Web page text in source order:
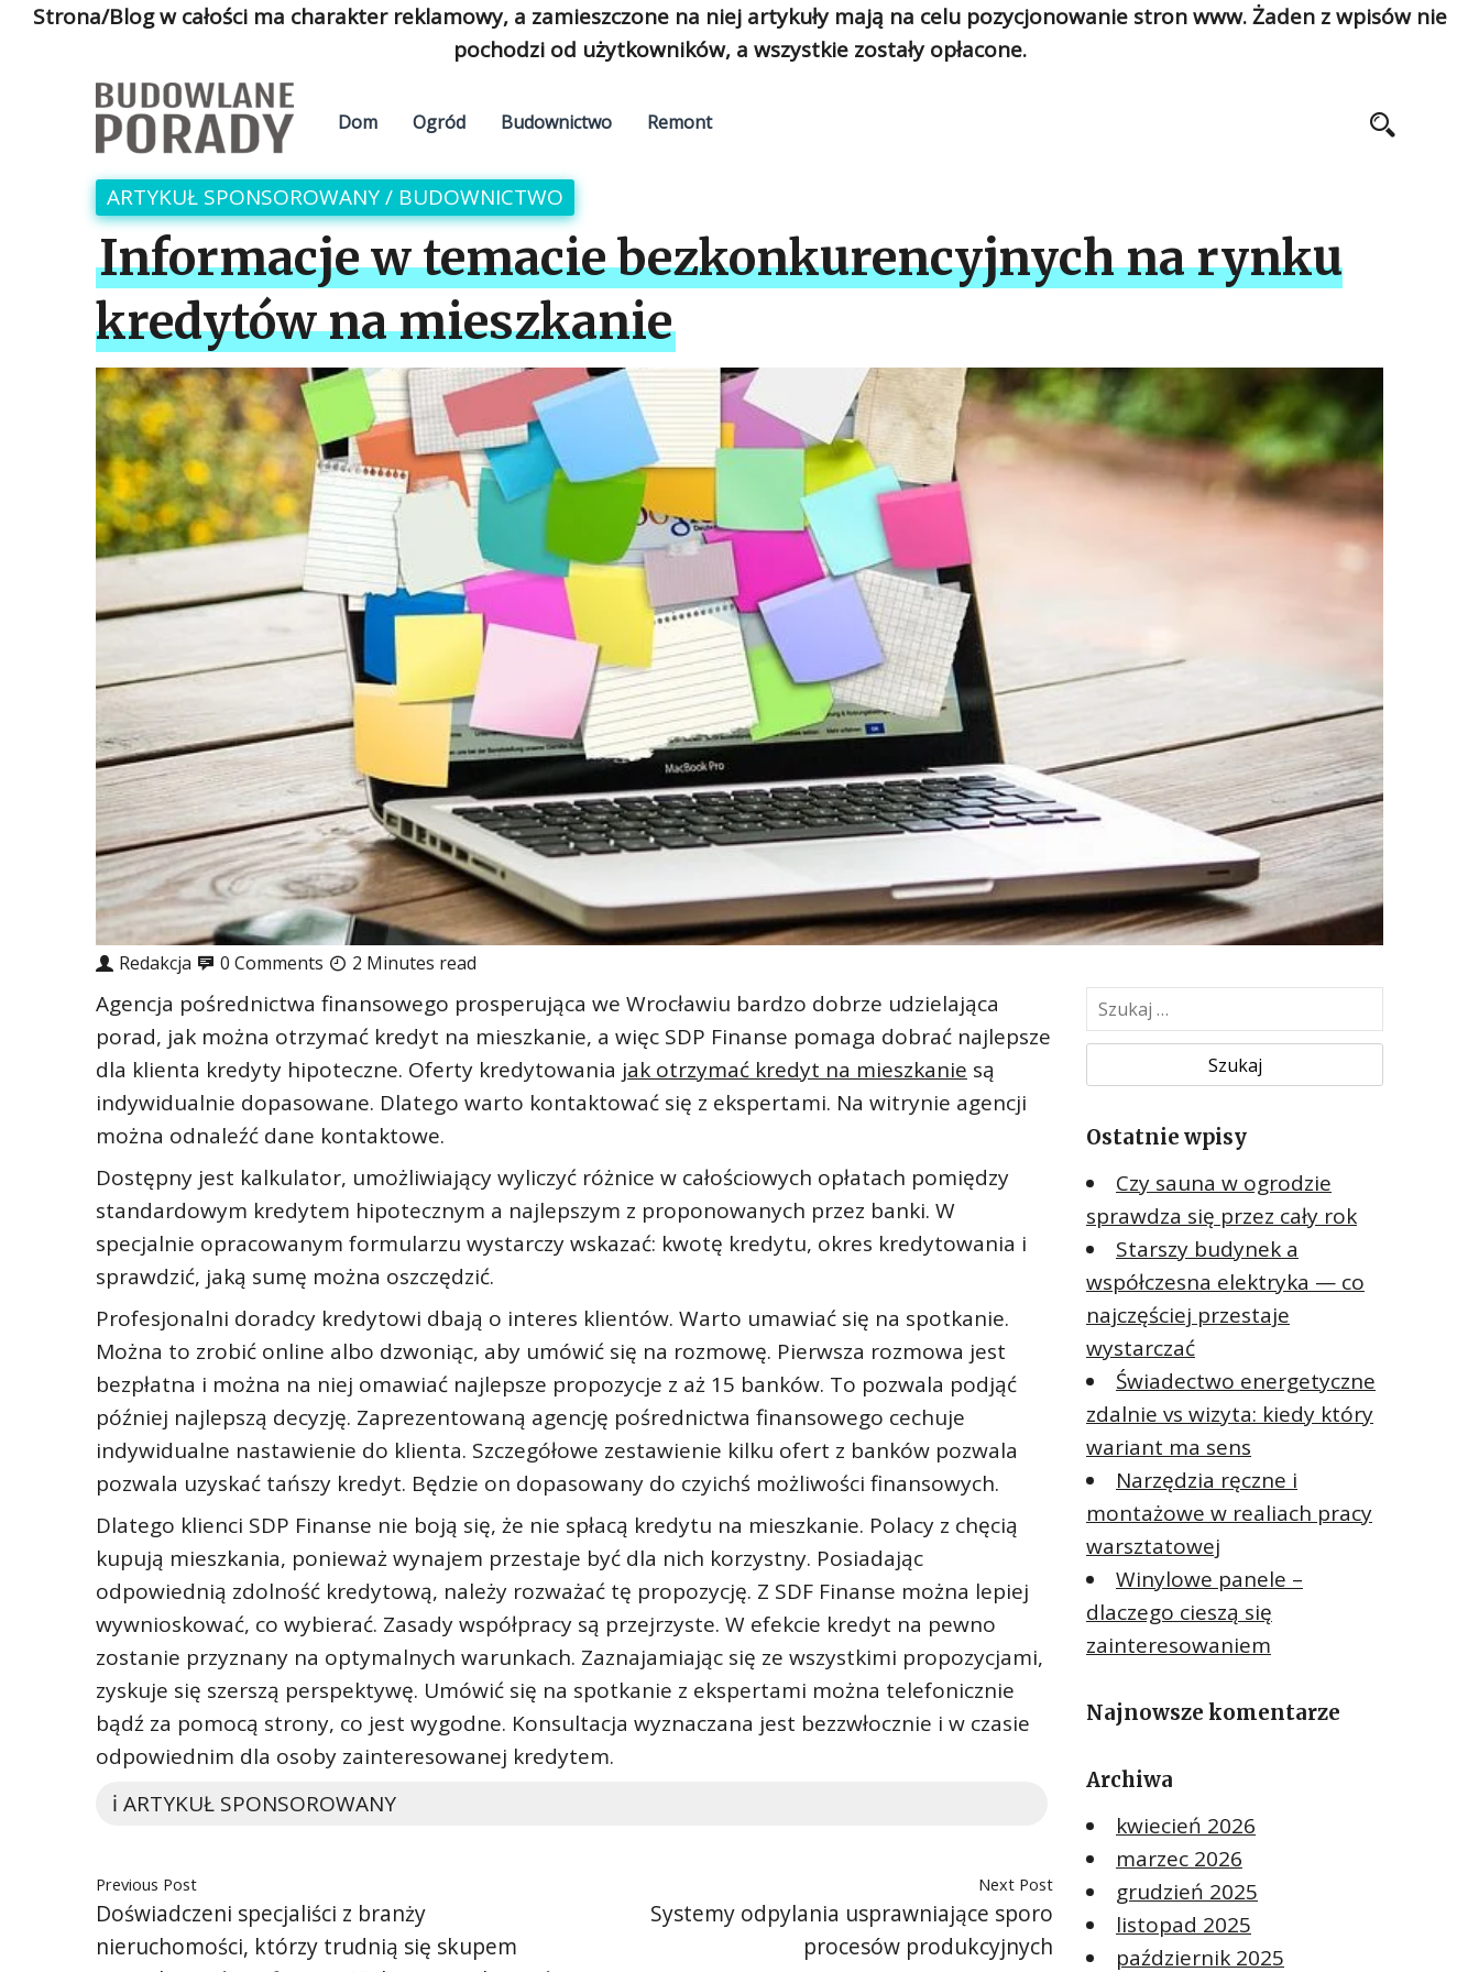
Strona/Blog w całości ma charakter reklamowy, a zamieszczone na niej artykuły mają na celu pozycjonowanie stron www. Żaden z wpisów nie
pochodzi od użytkowników, a wszystkie zostały opłacone.
Dom Ogród Budownictwo Remont
ARTYKUŁ SPONSOROWANY/ BUDOWNICTWO
Informacje w temacie bezkonkurencyjnych na rynku
kredytów na mieszkanie
Redakcja 0 Comments 2 Minutes read
Agencja pośrednictwa finansowego prosperująca we Wrocławiu bardzo dobrze udzielająca
porad, jak można otrzymać kredyt na mieszkanie, a więc SDP Finanse pomaga dobrać najlepsze
dla klienta kredyty hipoteczne. Oferty kredytowania jak otrzymać kredyt na mieszkanie są
indywidualnie dopasowane. Dlatego warto kontaktować się z ekspertami. Na witrynie agencji
można odnaleźć dane kontaktowe.
Dostępny jest kalkulator, umożliwiający wyliczyć różnice w całościowych opłatach pomiędzy
standardowym kredytem hipotecznym a najlepszym z proponowanych przez banki. W
specjalnie opracowanym formularzu wystarczy wskazać: kwotę kredytu, okres kredytowania i
sprawdzić, jaką sumę można oszczędzić.
Profesjonalni doradcy kredytowi dbają o interes klientów. Warto umawiać się na spotkanie.
Można to zrobić online albo dzwoniąc, aby umówić się na rozmowę. Pierwsza rozmowa jest
bezpłatna i można na niej omawiać najlepsze propozycje z aż 15 banków. To pozwala podjąć
później najlepszą decyzję. Zaprezentowaną agencję pośrednictwa finansowego cechuje
indywidualne nastawienie do klienta. Szczegółowe zestawienie kilku ofert z banków pozwala
pozwala uzyskać tańszy kredyt. Będzie on dopasowany do czyichś możliwości finansowych.
Dlatego klienci SDP Finanse nie boją się, że nie spłacą kredytu na mieszkanie. Polacy z chęcią
kupują mieszkania, ponieważ wynajem przestaje być dla nich korzystny. Posiadając
odpowiednią zdolność kredytową, należy rozważać tę propozycję. Z SDF Finanse można lepiej
wywnioskować, co wybierać. Zasady współpracy są przejrzyste. W efekcie kredyt na pewno
zostanie przyznany na optymalnych warunkach. Zaznajamiając się ze wszystkimi propozycjami,
zyskuje się szerszą perspektywę. Umówić się na spotkanie z ekspertami można telefonicznie
bądź za pomocą strony, co jest wygodne. Konsultacja wyznaczana jest bezzwłocznie i w czasie
odpowiednim dla osoby zainteresowanej kredytem.
ℹ️ ARTYKUŁ SPONSOROWANY
Previous Post
Doświadczeni specjaliści z branży
nieruchomości, którzy trudnią się skupem
Next Post
Systemy odpylania usprawniające sporo
procesów produkcyjnych
z
k
jOstatnie wpisy
Czy sauna w ogrodzie
sprawdza się przez cały rok
Starszy budynek a
współczesna elektryka — co
najczęściej przestaje
wystarczać
Świadectwo energetyczne
zdalnie vs wizyta: kiedy który
wariant ma sens
Narzędzia ręczne i
montażowe w realiach pracy
warsztatowej
Winylowe panele –
dlaczego cieszą się
zainteresowaniem
Najnowsze komentarze
Archiwa
kwiecień 2026
marzec 2026
grudzień 2025
listopad 2025
październik 2025